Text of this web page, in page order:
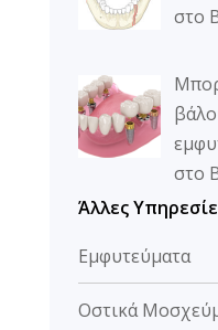
στο
στο
Άλλες
Eμφυτεύματα
Οστικά